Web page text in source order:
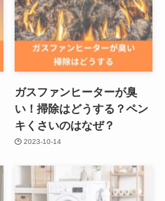
ガスファンヒーターが臭
い！掃除はどうする？ペン
キくさいのはなぜ？
2023-10-14